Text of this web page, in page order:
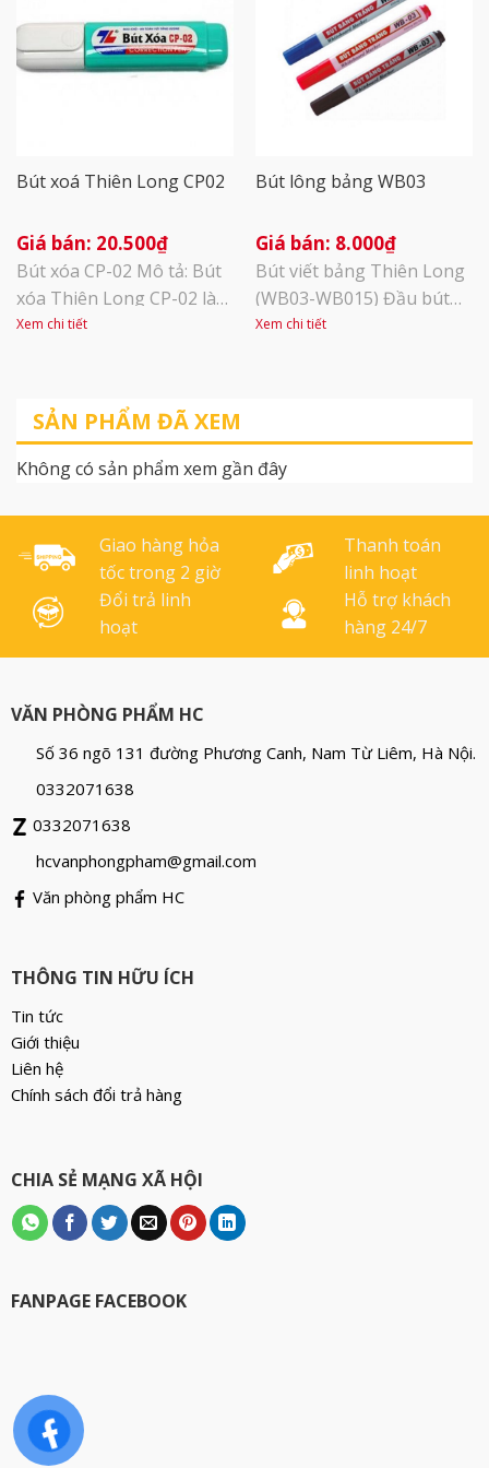
loại mực mau khô, không
làm ướt, rách bề mặt giấy
khi viết, mang đến sự tiện
mực. 3 màu: Xanh- đen- đỏ
Bút xoá Thiên Long CP02
20.500₫
Bút xóa CP-02 Mô tả: Bút
xóa Thiên Long CP-02 là
vật dụng cần thiết và hữu
xóa thông tin sai và sửa
lại dễ dàng, đảm bảo tính
thẩm mỹ trong văn bản.
hoàn toàn không chứa
chất độc [...]
Xem chi tiết
Bút lông bảng WB03
8.000₫
Bút viết bảng Thiên Long
(WB03-WB015) Đầu bút
2.5mm dễ dàng lau sạch
mực thay thế khi hết
người sử dụng. Màu sắc:
Xanh- đỏ- đen Quy cách:
10 [...]
Xem chi tiết
SẢN PHẨM ĐÃ XEM
Không có sản phẩm xem gần đây
Giao hàng hỏa
tốc trong 2 giờ
Thanh toán
linh hoạt
Đổi trả linh
hoạt
Hỗ trợ khách
hàng 24/7
VĂN PHÒNG PHẨM HC
Số 36 ngõ 131 đường Phương Canh, Nam Từ Liêm, Hà Nội.
0332071638
0332071638
hcvanphongpham@gmail.com
Văn phòng phẩm HC
THÔNG TIN HỮU ÍCH
Tin tức
Giới thiệu
Liên hệ
Chính sách đổi trả hàng
CHIA SẺ MẠNG XÃ HỘI
FANPAGE FACEBOOK